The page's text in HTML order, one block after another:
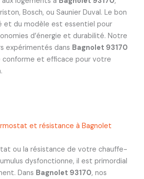
Bosch, ou Saunier Duval. Le bon
et du modèle est essentiel pour
d’énergie et durabilité. Notre
expérimentés dans Bagnolet 93170
conforme et efficace pour votre
et résistance à Bagnolet
ou la résistance de votre chauffe-
dysfonctionne, il est primordial
Dans Bagnolet 93170, nos